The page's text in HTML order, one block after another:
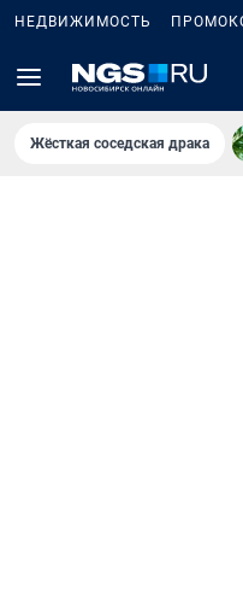
НЕДВИЖИМОСТЬ
Жёсткая соседская драка